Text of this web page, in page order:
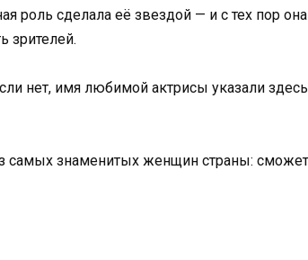
роль сделала её звездой — и с тех пор она
зрителей.
нет, имя любимой актрисы указали здесь